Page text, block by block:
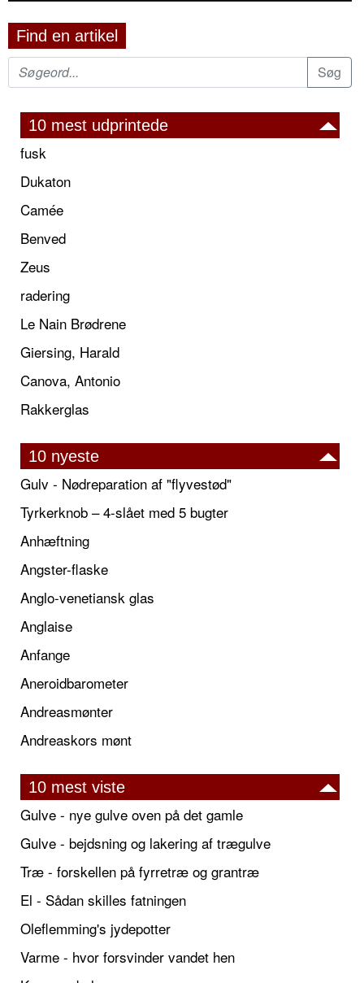
Find en artikel
10 mest udprintede
fusk
Dukaton
Camée
Benved
Zeus
radering
Le Nain Brødrene
Giersing, Harald
Canova, Antonio
Rakkerglas
10 nyeste
Gulv - Nødreparation af "flyvestød"
Tyrkerknob – 4-slået med 5 bugter
Anhæftning
Angster-flaske
Anglo-venetiansk glas
Anglaise
Anfange
Aneroidbarometer
Andreasmønter
Andreaskors mønt
10 mest viste
Gulve - nye gulve oven på det gamle
Gulve - bejdsning og lakering af trægulve
Træ - forskellen på fyrretræ og grantræ
El - Sådan skilles fatningen
Oleflemming's jydepotter
Varme - hvor forsvinder vandet hen